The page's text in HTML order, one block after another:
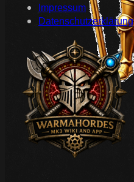
Impressum
Datenschutzerklärung